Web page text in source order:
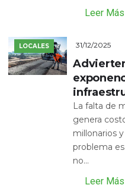
Leer Más
LOCALES 31/12/2025
La falta de
genera
millonarios
problema
no...
Leer Más